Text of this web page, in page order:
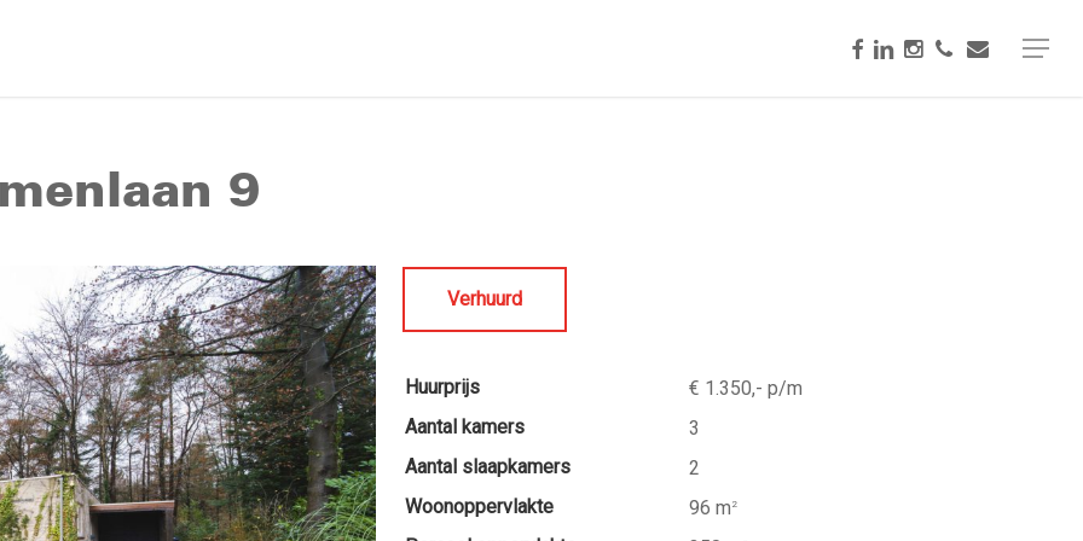
Menu
facebook
linkedin
instagram
phone
email
9
Verhuurd
Huurprijs
€ 1.350,- p/m
Aantal kamers
3
Aantal slaapkamers
2
Woonoppervlakte
96 m 2